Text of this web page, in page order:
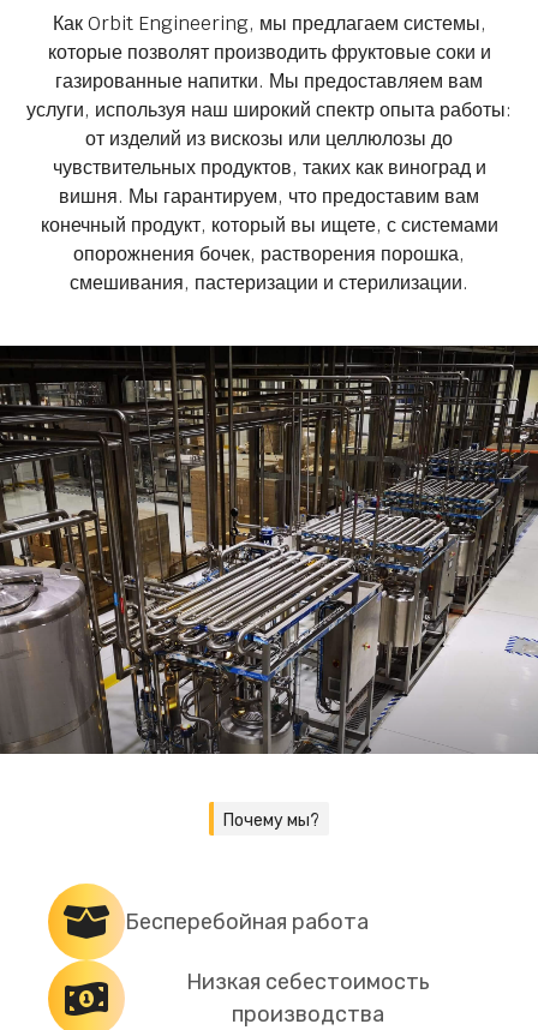
Как Orbit Engineering, мы предлагаем системы,
которые позволят производить фруктовые соки и
газированные напитки. Мы предоставляем вам
услуги, используя наш широкий спектр опыта работы:
от изделий из вискозы или целлюлозы до
чувствительных продуктов, таких как виноград и
вишня. Мы гарантируем, что предоставим вам
конечный продукт, который вы ищете, с системами
опорожнения бочек, растворения порошка,
смешивания, пастеризации и стерилизации.
Почему мы?
Бесперебойная работа
Низкая себестоимость
производства